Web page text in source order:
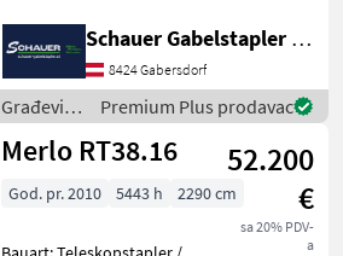
13000mm, Bauhöhe:
1990mm, Bereifung vorne:
Bandagen Einfach 60 - 80% ,
Bereifung hinten: Banda
Schauer Gabelstapler GmbH
8424 Gabersdorf
Građevinski
strojevi /
Sonstige
Premium Plus prodavac
Merlo RT38.16
52.200
€
sa 20% PDV-
a
God. pr. 2010 5443 h 2290 cm